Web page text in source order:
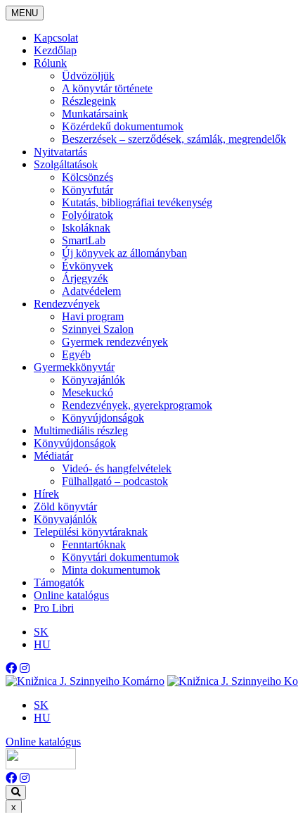
MENU
Kapcsolat
Kezdőlap
Rólunk
Üdvözöljük
A könyvtár története
Részlegeink
Munkatársaink
Közérdekű dokumentumok
Beszerzések – szerződések, számlák, megrendelők
Nyitvatartás
Szolgáltatások
Kölcsönzés
Könyvfutár
Kutatás, bibliográfiai tevékenység
Folyóiratok
Iskoláknak
SmartLab
Új könyvek az állományban
Évkönyvek
Árjegyzék
Adatvédelem
Rendezvények
Havi program
Szinnyei Szalon
Gyermek rendezvények
Egyéb
Gyermekkönyvtár
Könyvajánlók
Mesekuckó
Rendezvények, gyerekprogramok
Könyvújdonságok
Multimediális részleg
Könyvújdonságok
Médiatár
Videó- és hangfelvételek
Fülhallgató – podcastok
Hírek
Zöld könyvtár
Könyvajánlók
Települési könyvtáraknak
Fenntartóknak
Könyvtári dokumentumok
Minta dokumentumok
Támogatók
Online katalógus
Pro Libri
SK
HU
SK
HU
Online katalógus
x